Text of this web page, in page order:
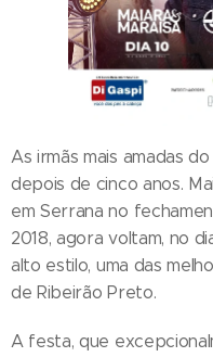
As irmãs mais amadas
depois de cinco anos.
em Serrana no
2018, agora voltam, no
alto estilo, uma das
de Ribeirão Preto.
A festa, que